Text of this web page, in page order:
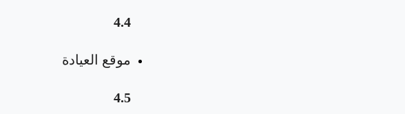
4.4
موقع العيادة
4.5